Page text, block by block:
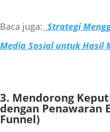
Baca juga: Strategi
Media Sosial untuk Hasil
3. Mendorong
dengan
Funnel)